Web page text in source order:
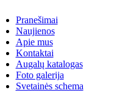
Pranešimai
Naujienos
Apie mus
Kontaktai
Augalų katalogas
Foto galerija
Svetainės schema